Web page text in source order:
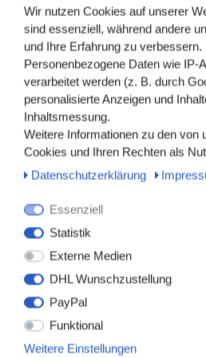
Lagekontrolle unterstützt. Zur
verfügt der Katheter über einen
Edelstahl-Führungsdraht, der
Größen 6, 8 und 10 Fr zusätzliche
Katheterisierung bietet und nach
einfach entfernt werden kann.
Als 2-Wege-Foley-Katheter
die kontinuierliche Harnableitung
Ballonbefüllung zur sicheren
sich für den professionellen
2-Wege Foley-Harnkatheter
Hervorragende
Geeignet für
Mit Edelstahl-Mandrin zur
Katheterisierung (Größen 6 /
Mandrin leicht entfernbar
Für den professionellen
Wir nutzen Cookies auf unserer
sind essenziell, während andere
und Ihre Erfahrung zu verbessern.
Personenbezogene Daten wie IP-
verarbeitet werden (z. B. durch
personalisierte Anzeigen und
Inhaltsmessung.
Weitere Informationen zu den von
Cookies und Ihren Rechten als
Daten­schutz­erklärung
Essenziell
Statistik
Externe Medien
DHL Wunschzustellung
PayPal
Funktional
Weitere Einstellungen